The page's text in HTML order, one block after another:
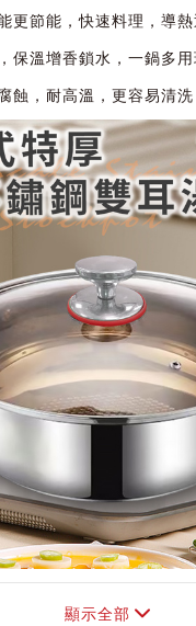
更節能，快速料理，導
保溫增香鎖水，一鍋多
蝕，耐高溫，更容易清
顯示全部